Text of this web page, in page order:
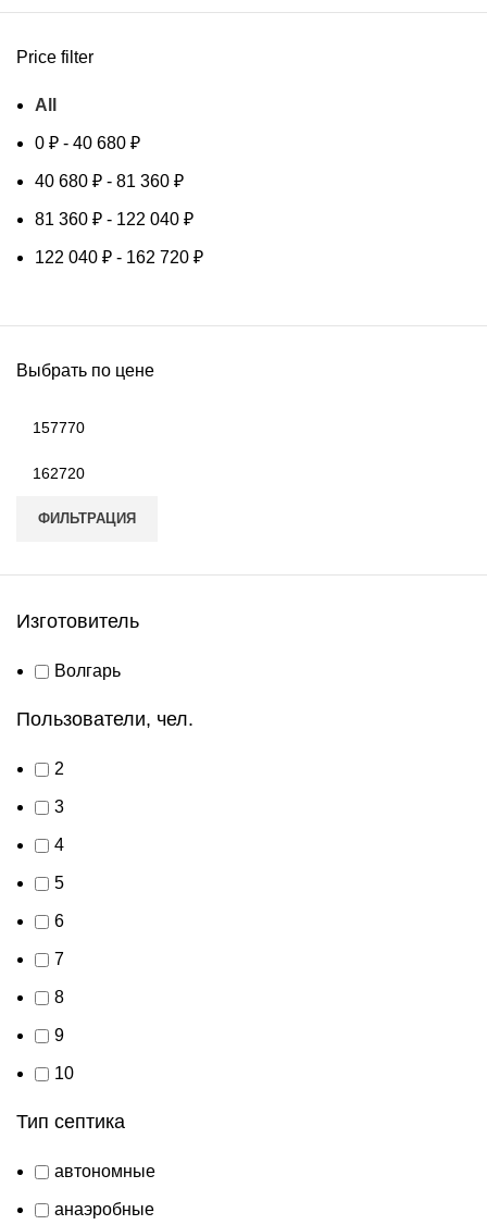
Price filter
All
0 ₽ - 40 680 ₽
40 680 ₽ - 81 360 ₽
81 360 ₽ - 122 040 ₽
122 040 ₽ - 162 720 ₽
Выбрать по цене
ФИЛЬТРАЦИЯ
Изготовитель
Волгарь
Пользователи, чел.
2
3
4
5
6
7
8
9
10
Тип септика
автономные
анаэробные